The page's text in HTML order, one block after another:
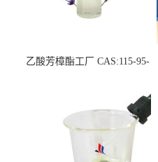
乙酸芳樟酯工厂 CAS:115-95-